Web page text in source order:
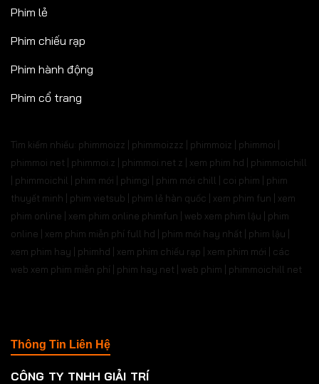
Phim lẻ
Phim chiếu rạp
Phim hành động
Phim cổ trang
Tìm kiếm nhiều: phimmoizz | phimmoizzz | phimmoiz | phimmoi |
phimmoi net | phimmoi.z | phimmoi.net z | xem phim hd | phimmoichill
| phimmoichil | phim mới | phimgi | phim mới chill | coi phim | phim
thuyết minh | phim vietsub | phim lẻ hàn quốc | xem phim fun | xem
phim online | xem phim online phimfun | web xem phim lậu | phim
online | xem phim miễn phí full hd | phim mới hay nhất | phim lậu |
xem phim hay | phimhd | xem phim chiếu rạp | xem phim mới | các
web xem phim miễn phí | phim hay.net | web phim | phimmoichill net
Thông Tin Liên Hệ
CÔNG TY TNHH GIẢI TRÍ